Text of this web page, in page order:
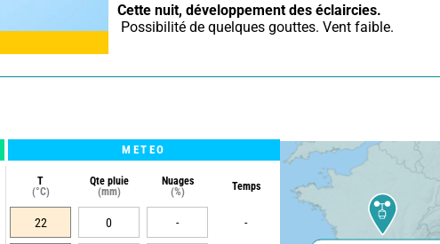
Cette nuit, développement des éclaircies.
Possibilité de quelques gouttes. Vent faible.
METEO
T
(°C)
Qte pluie
(mm)
Nuages
(%)
Temps
22 0 - -